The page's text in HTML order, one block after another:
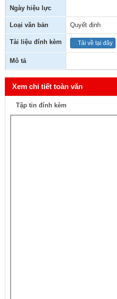
Ngày hiệu lực
Loại văn bản Quyết định
Tài liệu đính kèm Tải về tại đây
Mô tả
Xem chi tiết toàn văn
Tập tin đính kèm